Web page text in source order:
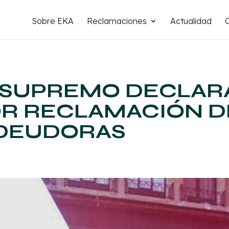
Sobre EKA Reclamaciones Actualidad
RECLAMACIÓN